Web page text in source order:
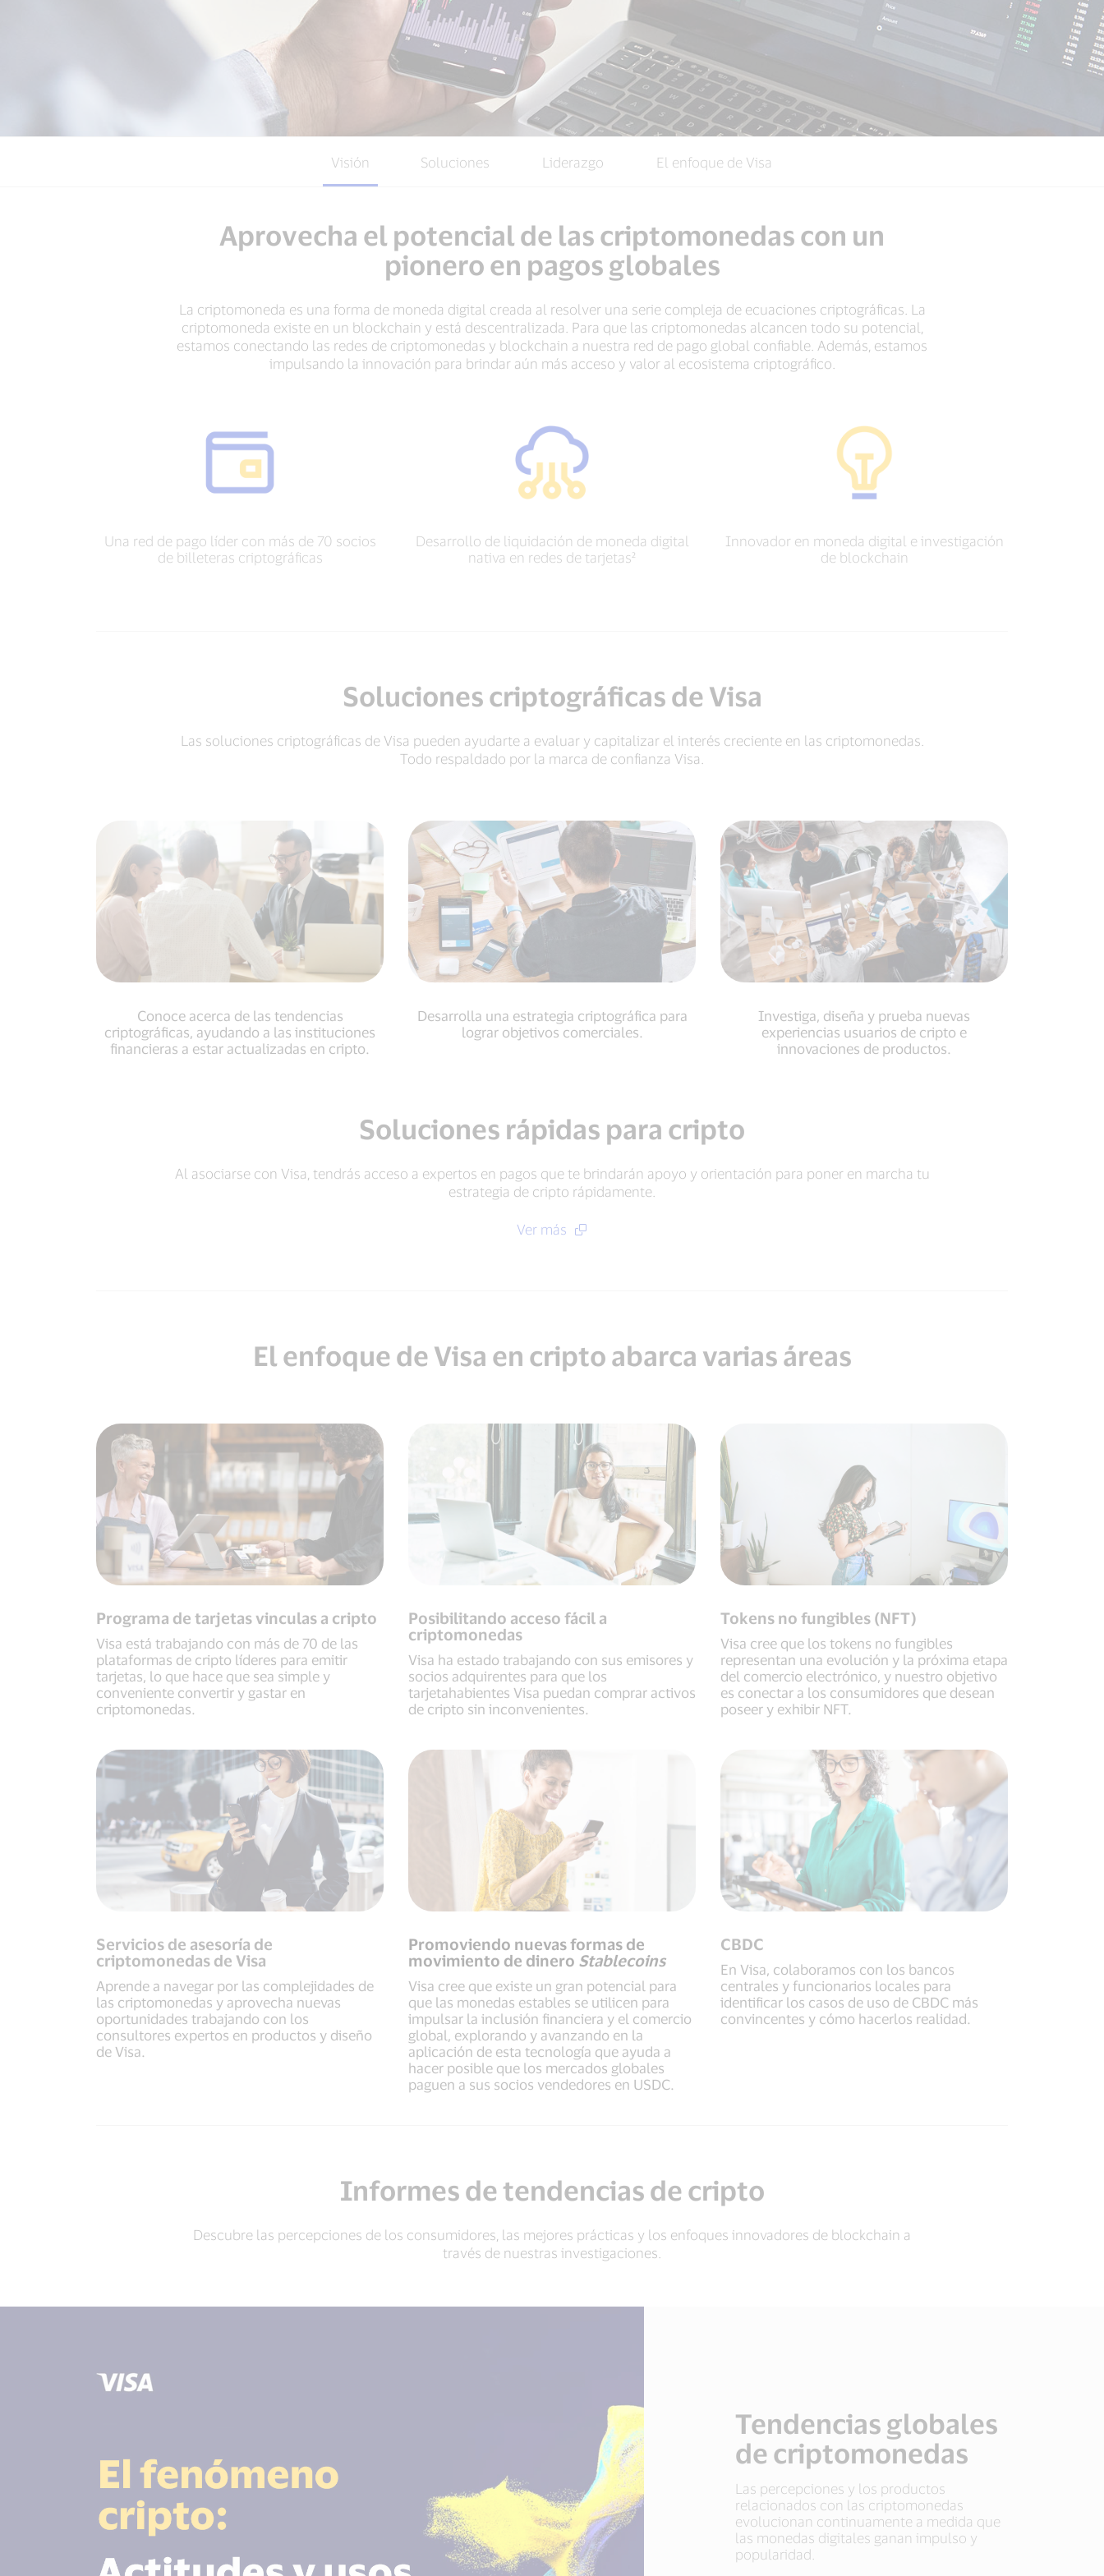
Visión Soluciones Liderazgo El enfoque de Visa
Aprovecha el potencial de las criptomonedas con un
pionero en pagos globales
La criptomoneda es una forma de moneda digital creada al resolver una serie compleja de ecuaciones criptográficas. La
criptomoneda existe en un blockchain y está descentralizada. Para que las criptomonedas alcancen todo su potencial,
estamos conectando las redes de criptomonedas y blockchain a nuestra red de pago global confiable. Además, estamos
impulsando la innovación para brindar aún más acceso y valor al ecosistema criptográfico.
Una red de pago líder con más de 70 socios
de billeteras criptográficas
Desarrollo de liquidación de moneda digital
nativa en redes de tarjetas²
Innovador en moneda digital e investigación
de blockchain
Soluciones criptográficas de Visa
Las soluciones criptográficas de Visa pueden ayudarte a evaluar y capitalizar el interés creciente en las criptomonedas.
Todo respaldado por la marca de confianza Visa.
Conoce acerca de las tendencias
criptográficas, ayudando a las instituciones
financieras a estar actualizadas en cripto.
Desarrolla una estrategia criptográfica para
lograr objetivos comerciales.
Investiga, diseña y prueba nuevas
experiencias usuarios de cripto e
innovaciones de productos.
Soluciones rápidas para cripto
Al asociarse con Visa, tendrás acceso a expertos en pagos que te brindarán apoyo y orientación para poner en marcha tu
estrategia de cripto rápidamente.
Ver más
El enfoque de Visa en cripto abarca varias áreas
Programa de tarjetas vinculas a cripto
Visa está trabajando con más de 70 de las
plataformas de cripto líderes para emitir
tarjetas, lo que hace que sea simple y
conveniente convertir y gastar en
criptomonedas.
Posibilitando acceso fácil a
criptomonedas
Visa ha estado trabajando con sus emisores y
socios adquirentes para que los
tarjetahabientes Visa puedan comprar activos
de cripto sin inconvenientes.
Tokens no fungibles (NFT)
Visa cree que los tokens no fungibles
representan una evolución y la próxima etapa
del comercio electrónico, y nuestro objetivo
es conectar a los consumidores que desean
poseer y exhibir NFT.
Servicios de asesoría de
criptomonedas de Visa
Aprende a navegar por las complejidades de
las criptomonedas y aprovecha nuevas
oportunidades trabajando con los
consultores expertos en productos y diseño
de Visa.
Promoviendo nuevas formas de
movimiento de dinero Stablecoins
Visa cree que existe un gran potencial para
que las monedas estables se utilicen para
impulsar la inclusión financiera y el comercio
global, explorando y avanzando en la
aplicación de esta tecnología que ayuda a
hacer posible que los mercados globales
paguen a sus socios vendedores en USDC.
CBDC
En Visa, colaboramos con los bancos
centrales y funcionarios locales para
identificar los casos de uso de CBDC más
convincentes y cómo hacerlos realidad.
Informes de tendencias de cripto
Descubre las percepciones de los consumidores, las mejores prácticas y los enfoques innovadores de blockchain a
través de nuestras investigaciones.
Tendencias globales
de criptomonedas
Las percepciones y los productos
relacionados con las criptomonedas
evolucionan continuamente a medida que
las monedas digitales ganan impulso y
popularidad.